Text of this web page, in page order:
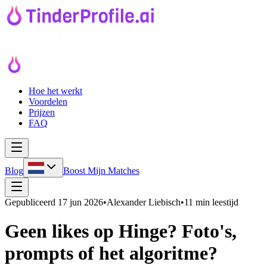
Hoe het werkt
Voordelen
Prijzen
FAQ
Blog Boost Mijn Matches
Gepubliceerd 17 jun 2026•Alexander Liebisch•11 min leestijd
Geen likes op Hinge? Foto's,
prompts of het algoritme?